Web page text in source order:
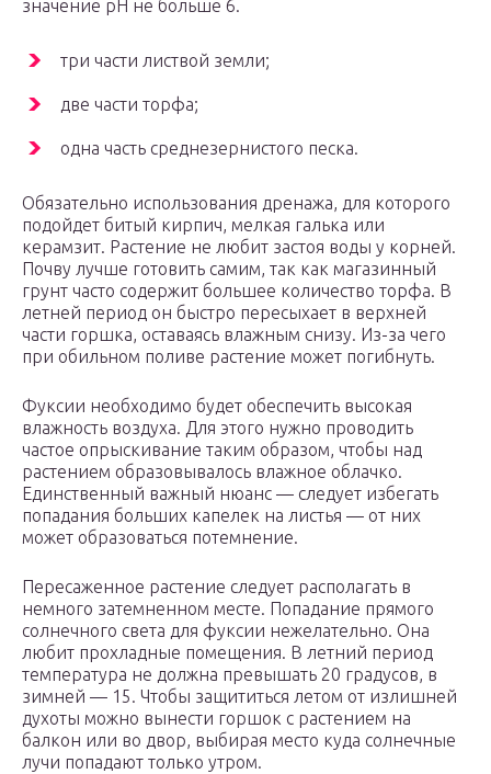
значение рН не больше 6.
три части листвой земли;
две части торфа;
одна часть среднезернистого песка.
Обязательно использования дренажа, для которого
подойдет битый кирпич, мелкая галька или
керамзит. Растение не любит застоя воды у корней.
Почву лучше готовить самим, так как магазинный
грунт часто содержит большее количество торфа. В
летней период он быстро пересыхает в верхней
части горшка, оставаясь влажным снизу. Из-за чего
при обильном поливе растение может погибнуть.
Фуксии необходимо будет обеспечить высокая
влажность воздуха. Для этого нужно проводить
частое опрыскивание таким образом, чтобы над
растением образовывалось влажное облачко.
Единственный важный нюанс — следует избегать
попадания больших капелек на листья — от них
может образоваться потемнение.
Пересаженное растение следует располагать в
немного затемненном месте. Попадание прямого
солнечного света для фуксии нежелательно. Она
любит прохладные помещения. В летний период
температура не должна превышать 20 градусов, в
зимней — 15. Чтобы защититься летом от излишней
духоты можно вынести горшок с растением на
балкон или во двор, выбирая место куда солнечные
лучи попадают только утром.